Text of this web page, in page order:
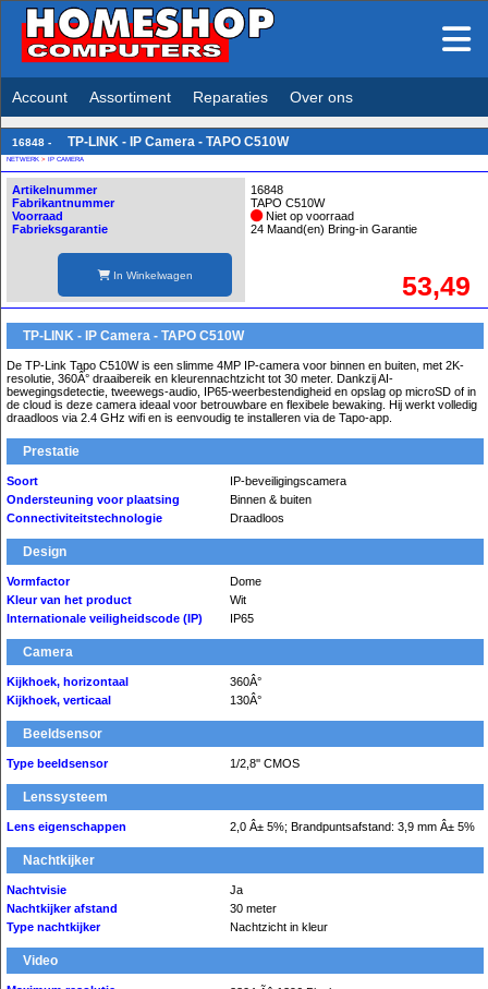
Account Assortiment Reparaties Over ons
16848 - TP-LINK - IP Camera - TAPO C510W
NETWERK > IP CAMERA
Artikelnummer
Fabrikantnummer
Voorraad
Fabrieksgarantie
In Winkelwagen
16848
TAPO C510W
Niet op voorraad
24 Maand(en) Bring-in Garantie
53,49
TP-LINK - IP Camera - TAPO C510W
De TP-Link Tapo C510W is een slimme 4MP IP-camera voor binnen en buiten, met 2K-
resolutie, 360Â° draaibereik en kleurennachtzicht tot 30 meter. Dankzij AI-
bewegingsdetectie, tweewegs-audio, IP65-weerbestendigheid en opslag op microSD of in
de cloud is deze camera ideaal voor betrouwbare en flexibele bewaking. Hij werkt volledig
draadloos via 2.4 GHz wifi en is eenvoudig te installeren via de Tapo-app.
Prestatie
Soort
IP-beveiligingscamera
Ondersteuning voor plaatsing
Binnen & buiten
Connectiviteitstechnologie
Draadloos
Design
Vormfactor
Dome
Kleur van het product
Wit
Internationale veiligheidscode (IP)
IP65
Camera
Kijkhoek, horizontaal
360Â°
Kijkhoek, verticaal
130Â°
Beeldsensor
Type beeldsensor 1/2,8'' CMOS
Lenssysteem
Lens eigenschappen 2,0 Â± 5%; Brandpuntsafstand: 3,9 mm Â± 5%
Nachtkijker
Nachtvisie
Ja
Nachtkijker afstand
30 meter
Type nachtkijker
Nachtzicht in kleur
Video